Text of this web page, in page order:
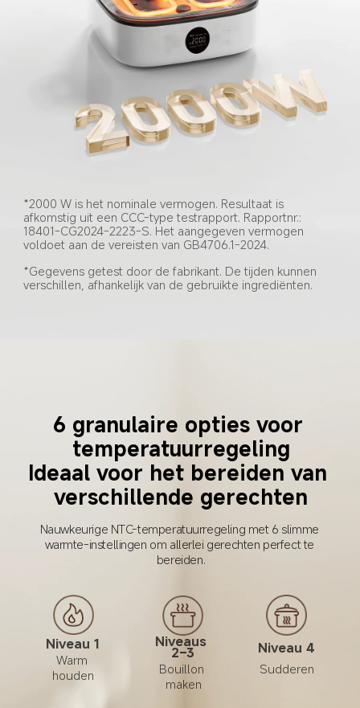
*2000 W is het nominale vermogen. Resultaat is
afkomstig uit een CCC-type testrapport. Rapportnr.:
18401-CG2024-2223-S. Het aangegeven vermogen
voldoet aan de vereisten van GB4706.1-2024.
*Gegevens getest door de fabrikant. De tijden kunnen
verschillen, afhankelijk van de gebruikte ingrediënten.
6 granulaire opties voor
temperatuurregeling
Ideaal voor het bereiden van
verschillende gerechten
Nauwkeurige NTC-temperatuurregeling met 6 slimme
warmte-instellingen om allerlei gerechten perfect te
bereiden.
Niveau 1
Warm
houden
Niveaus
2–3
Bouillon
maken
Niveau 4
Sudderen